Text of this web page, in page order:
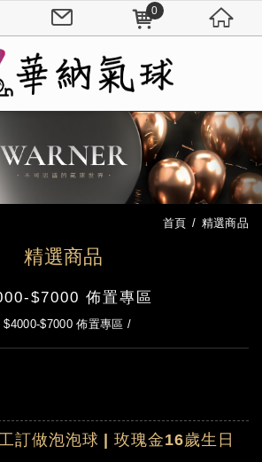
精選商品
首頁 精選商品
$7000 佈置專區
$4000-$7000 佈置專區
訂做泡泡球 | 玫瑰金16歲生日
0